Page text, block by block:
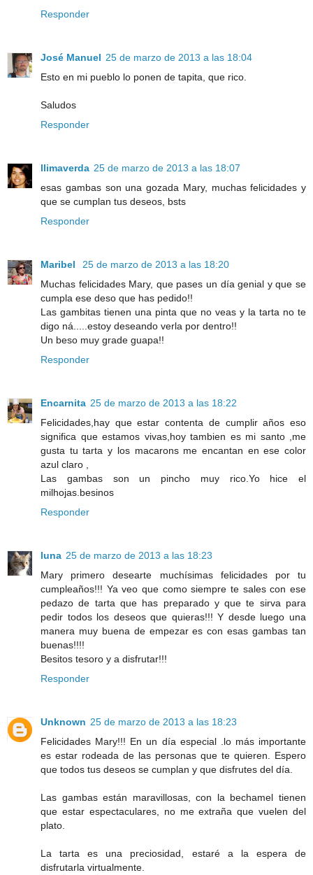
Responder
José Manuel 25 de marzo de 2013 a las 18:04
Esto en mi pueblo lo ponen de tapita, que rico.
Saludos
Responder
llimaverda 25 de marzo de 2013 a las 18:07
esas gambas son una gozada Mary, muchas felicidades y
que se cumplan tus deseos, bsts
Responder
Maribel
25 de marzo de 2013 a las 18:20
Muchas felicidades Mary, que pases un día genial y que se
cumpla ese deso que has pedido!!
Las gambitas tienen una pinta que no veas y la tarta no te
digo ná.....estoy deseando verla por dentro!!
Un beso muy grade guapa!!
Responder
Encarnita 25 de marzo de 2013 a las 18:22
Felicidades,hay que estar contenta de cumplir años eso
significa que estamos vivas,hoy tambien es mi santo ,me
gusta tu tarta y los macarons me encantan en ese color
azul claro ,
Las gambas son un pincho muy rico.Yo hice el
milhojas.besinos
Responder
luna 25 de marzo de 2013 a las 18:23
Mary primero desearte muchísimas felicidades por tu
cumpleaños!!! Ya veo que como siempre te sales con ese
pedazo de tarta que has preparado y que te sirva para
pedir todos los deseos que quieras!!! Y desde luego una
manera muy buena de empezar es con esas gambas tan
buenas!!!!
Besitos tesoro y a disfrutar!!!
Responder
Unknown 25 de marzo de 2013 a las 18:23
Felicidades Mary!!! En un día especial .lo más importante
es estar rodeada de las personas que te quieren. Espero
que todos tus deseos se cumplan y que disfrutes del día.
Las gambas están maravillosas, con la bechamel tienen
que estar espectaculares, no me extraña que vuelen del
plato.
La tarta es una preciosidad, estaré a la espera de
disfrutarla virtualmente.